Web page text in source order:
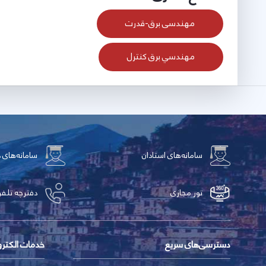
مهندسی برق-قدرت
مهندسي برق كنترل
سامانه‌های استادان
تور مجازی دفترچه
دسترسی‌های سریع خدمات